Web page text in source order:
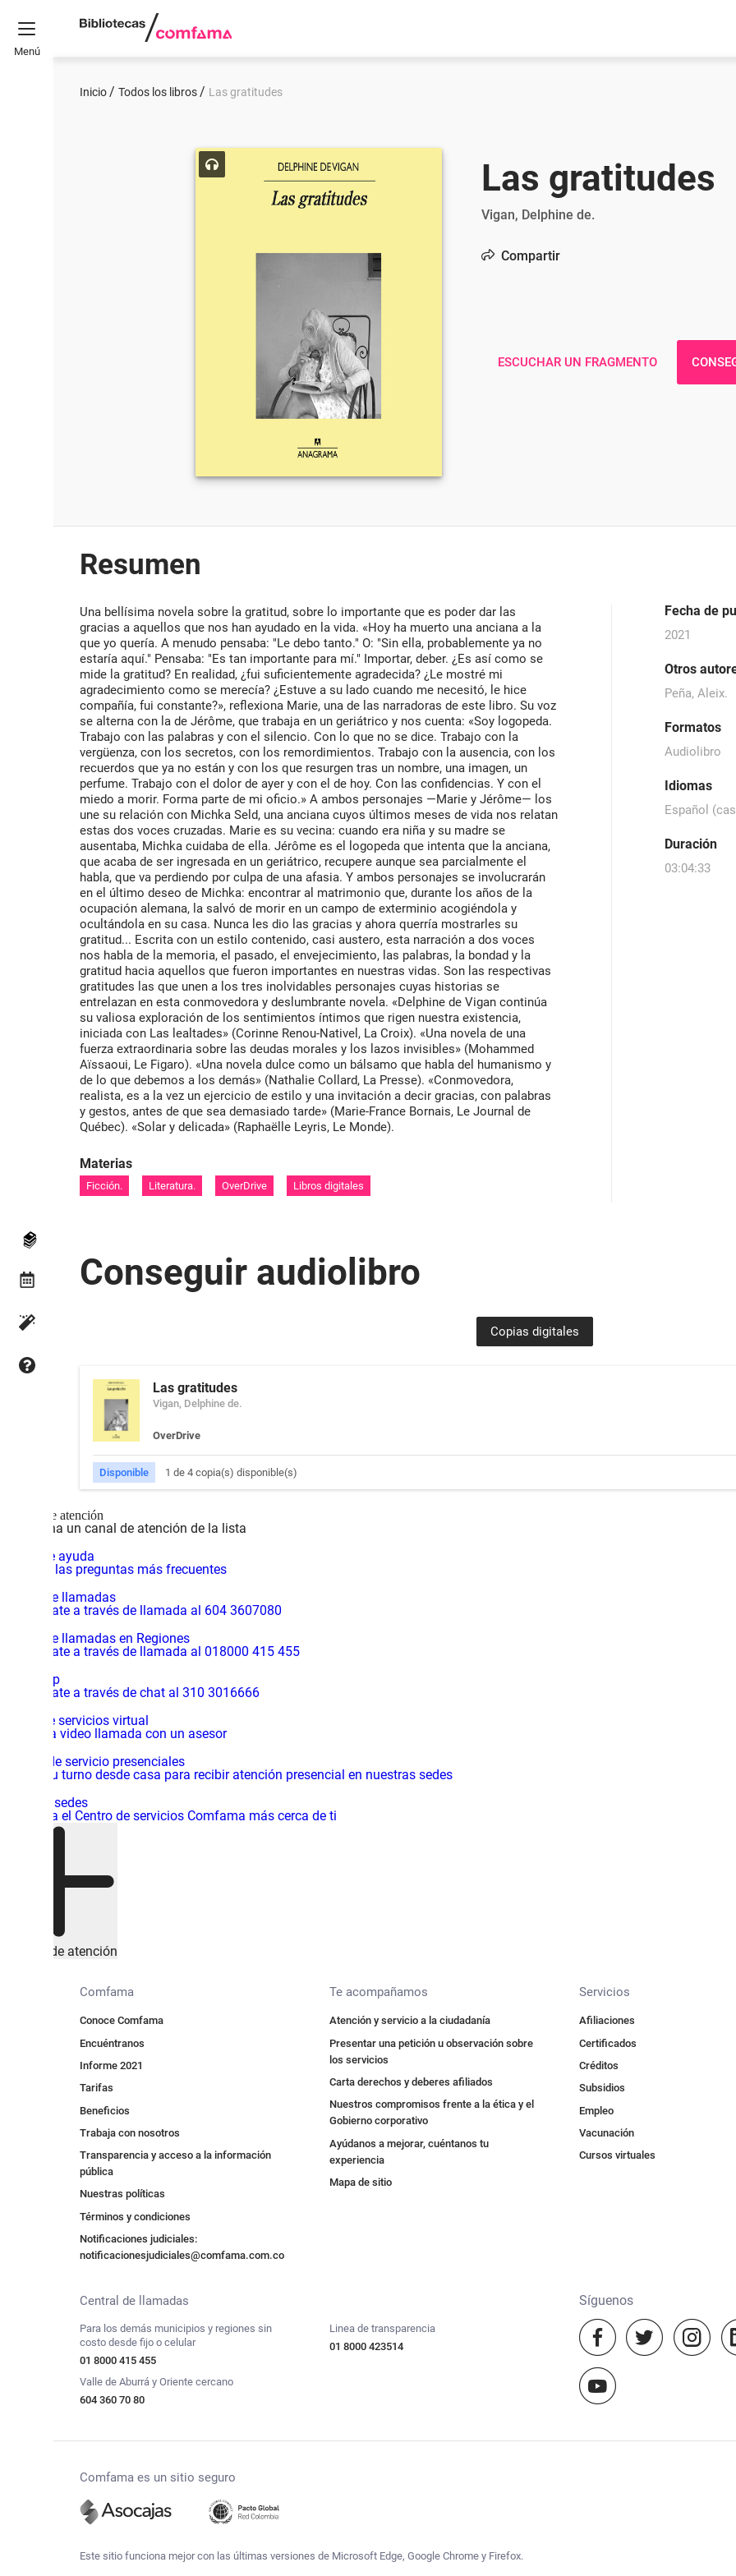
Menú
Inicio Todos los libros Las gratitudes
Las gratitudes
Vigan, Delphine de.
Compartir
ESCUCHAR UN FRAGMENTO
Resumen
Una bellísima novela sobre la gratitud, sobre lo importante que es poder dar las
gracias a aquellos que nos han ayudado en la vida. «Hoy ha muerto una anciana a la
que yo quería. A menudo pensaba: "Le debo tanto." O: "Sin ella, probablemente ya no
estaría aquí." Pensaba: "Es tan importante para mí." Importar, deber. ¿Es así como se
mide la gratitud? En realidad, ¿fui suficientemente agradecida? ¿Le mostré mi
agradecimiento como se merecía? ¿Estuve a su lado cuando me necesitó, le hice
compañía, fui constante?», reflexiona Marie, una de las narradoras de este libro. Su voz
se alterna con la de Jérôme, que trabaja en un geriátrico y nos cuenta: «Soy logopeda.
Trabajo con las palabras y con el silencio. Con lo que no se dice. Trabajo con la
vergüenza, con los secretos, con los remordimientos. Trabajo con la ausencia, con los
recuerdos que ya no están y con los que resurgen tras un nombre, una imagen, un
perfume. Trabajo con el dolor de ayer y con el de hoy. Con las confidencias. Y con el
miedo a morir. Forma parte de mi oficio.» A ambos personajes —Marie y Jérôme— los
une su relación con Michka Seld, una anciana cuyos últimos meses de vida nos relatan
estas dos voces cruzadas. Marie es su vecina: cuando era niña y su madre se
ausentaba, Michka cuidaba de ella. Jérôme es el logopeda que intenta que la anciana,
que acaba de ser ingresada en un geriátrico, recupere aunque sea parcialmente el
habla, que va perdiendo por culpa de una afasia. Y ambos personajes se involucrarán
en el último deseo de Michka: encontrar al matrimonio que, durante los años de la
ocupación alemana, la salvó de morir en un campo de exterminio acogiéndola y
ocultándola en su casa. Nunca les dio las gracias y ahora querría mostrarles su
gratitud... Escrita con un estilo contenido, casi austero, esta narración a dos voces
nos habla de la memoria, el pasado, el envejecimiento, las palabras, la bondad y la
gratitud hacia aquellos que fueron importantes en nuestras vidas. Son las respectivas
gratitudes las que unen a los tres inolvidables personajes cuyas historias se
entrelazan en esta conmovedora y deslumbrante novela. «Delphine de Vigan continúa
su valiosa exploración de los sentimientos íntimos que rigen nuestra existencia,
iniciada con Las lealtades» (Corinne Renou-Nativel, La Croix). «Una novela de una
fuerza extraordinaria sobre las deudas morales y los lazos invisibles» (Mohammed
Aïssaoui, Le Figaro). «Una novela dulce como un bálsamo que habla del humanismo y
de lo que debemos a los demás» (Nathalie Collard, La Presse). «Conmovedora,
realista, es a la vez un ejercicio de estilo y una invitación a decir gracias, con palabras
y gestos, antes de que sea demasiado tarde» (Marie-France Bornais, Le Journal de
Québec). «Solar y delicada» (Raphaëlle Leyris, Le Monde).
Materias
Ficción. Literatura. OverDrive Libros digitales
Fecha de
2021
Otros
Peña, Aleix.
Formatos
Audiolibro
Idiomas
Español
Duración
03:04:33
Conseguir audiolibro
Copias digitales
Las gratitudes
Vigan, Delphine de.
OverDrive
Disponible 1 de 4 copia(s) disponible(s)
Canales de atención
Selecciona un canal de atención de la lista
Centro de ayuda
Consulta las preguntas más frecuentes
Central de llamadas
Comunícate a través de llamada al 604 3607080
Central de llamadas en Regiones
Comunícate a través de llamada al 018000 415 455
WhatsApp
Comunícate a través de chat al 310 3016666
Centro de servicios virtual
Inicia una video llamada con un asesor
Centros de servicio presenciales
Solicita tu turno desde casa para recibir atención presencial en nuestras sedes
Mapa de sedes
Encuentra el Centro de servicios Comfama más cerca de ti
Canales de atención
Comfama
Conoce Comfama
Encuéntranos
Informe 2021
Tarifas
Beneficios
Trabaja con nosotros
Transparencia y acceso a la información
pública
Nuestras políticas
Términos y condiciones
Notificaciones judiciales:
notificacionesjudiciales@comfama.com.co
Te acompañamos
Atención y servicio a la ciudadanía
Presentar una petición u observación sobre
los servicios
Carta derechos y deberes afiliados
Nuestros compromisos frente a la ética y el
Gobierno corporativo
Ayúdanos a mejorar, cuéntanos tu
experiencia
Mapa de sitio
Servicios
Afiliaciones
Certificados
Créditos
Subsidios
Empleo
Vacunación
Cursos virtuales
Central de llamadas
Para los demás municipios y regiones sin
costo desde fijo o celular
01 8000 415 455
Valle de Aburrá y Oriente cercano
604 360 70 80
Linea de transparencia
01 8000 423514
Síguenos
Comfama es un sitio seguro
Este sitio funciona mejor con las últimas versiones de Microsoft Edge, Google Chrome y Firefox.